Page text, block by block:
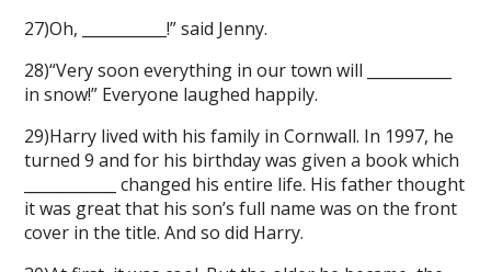
27)Oh, ___________!” said Jenny.
28)“Very soon everything in our town will ___________
in snow!” Everyone laughed happily.
29)Harry lived with his family in Cornwall. In 1997, he
turned 9 and for his birthday was given a book which
____________ changed his entire life. His father thought
it was great that his son’s full name was on the front
cover in the title. And so did Harry.